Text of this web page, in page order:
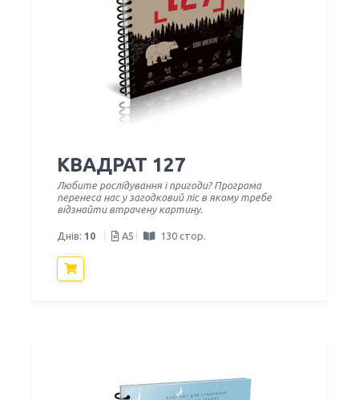
КВАДРАТ 127
Любите рослідування і пригоди? Програма
перенеса нас у загодковий ліс в якому требе
відзнайти втрачену картину.
Днів: 10 A5 130 стор.